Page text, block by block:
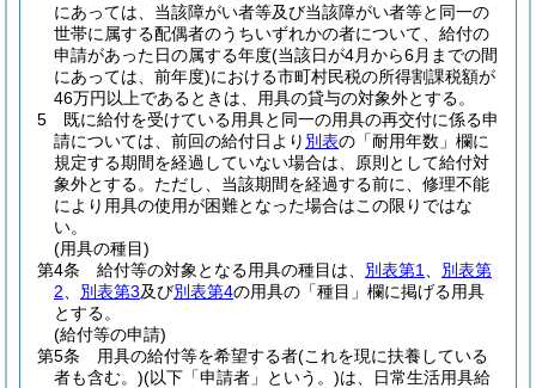
にあっては、当該障がい者等及び当該障がい者等と同一の
世帯に属する配偶者のうちいずれかの者について、給付の
申請があった日の属する年度(当該日が4月から6月までの間
にあっては、前年度)における市町村民税の所得割課税額が
46万円以上であるときは、用具の貸与の対象外とする。
5
既に給付を受けている用具と同一の用具の再交付に係る申
請については、前回の給付日より 別表の「耐用年数」欄に
規定する期間を経過していない場合は、原則として給付対
象外とする。 ただし、当該期間を経過する前に、修理不能
により用具の使用が困難となった場合はこの限りではな
い。
(用具の種目)
第4条
給付等の対象となる用具の種目は、 別表第1
別表第
2
別表第3及び別表第4の用具の「種目」欄に掲げる用具
とする。
(給付等の申請)
第5条
用具の給付等を希望する者(これを現に扶養している
者も含む。)(以下「申請者」という。)は、日常生活用具給